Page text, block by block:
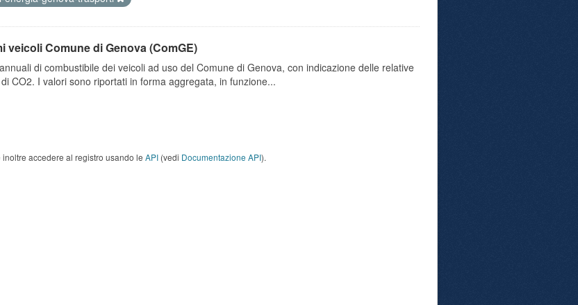
veicoli Comune di Genova (ComGE)
di combustibile dei veicoli ad uso del Comune di Genova, con indicazione delle relative
CO2. I valori sono riportati in forma aggregata, in funzione...
inoltre accedere al registro usando le API (vedi Documentazione API).